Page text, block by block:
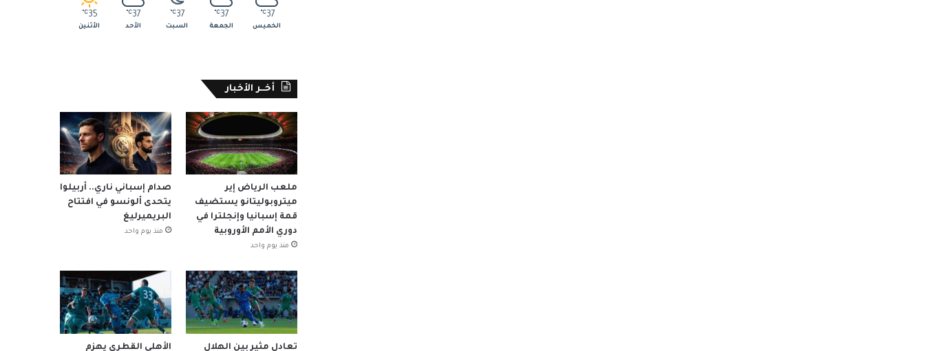
37
℃
الخميس
37
℃
الجمعة
37
℃
السبت
37
℃
الأحد
35
℃
الأثنين
أخــر الأخبار
ملعب الرياض إير
ميتروبوليتانو يستضيف
قمة إسبانيا وإنجلترا في
دوري الأمم الأوروبية
منذ يوم واحد
صدام إسباني ناري.. أربيلوا
يتحدى ألونسو في افتتاح
البريميرليغ
منذ يوم واحد
تعادل مثير بين الهلال الأهلي القطري يهزم